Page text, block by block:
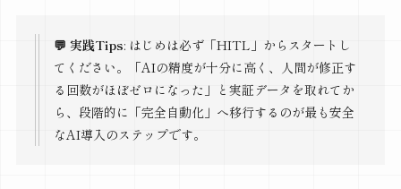
💬 実践Tips: はじめは必ず「HITL」からスタートし
てください。「AIの精度が十分に高く、人間が修正す
る回数がほぼゼロになった」と実証データを取れてか
ら、段階的に「完全自動化」へ移行するのが最も安全
なAI導入のステップです。